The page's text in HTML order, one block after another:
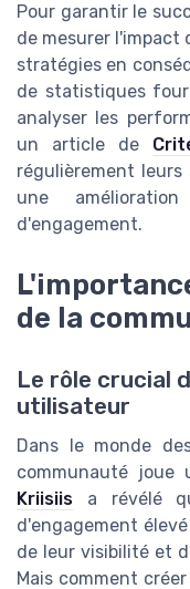
Pour garantir le
de mesurer l'impact
stratégies en
de statistiques
analyser les
un article de
régulièrement
une
d'engagement.
de la
Le rôle crucial
utilisateur
Dans le monde
communauté joue
Kriisiis a révélé
d'engagement
de leur visibilité et
Mais comment